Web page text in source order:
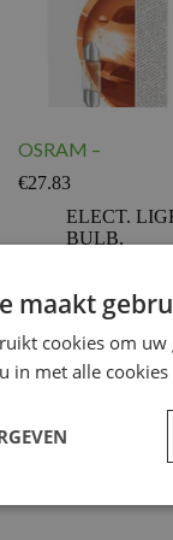
OSRAM –
€27.83
ELECT.
BULB,
Voeg toe
maakt
cookies om
in met alle